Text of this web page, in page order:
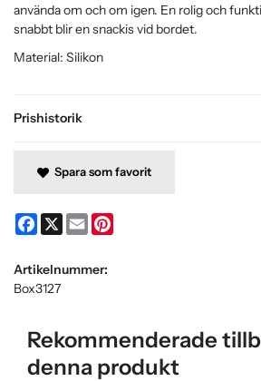
Prishistorik
använda om och om igen. En rolig och
snabbt blir en snackis vid bordet.
Material: Silikon
Spara som favorit
Facebook
X Email
Artikelnummer:
Box3127
Rekommenderade
denna produkt